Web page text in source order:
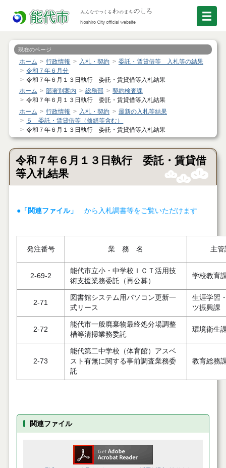
現在のページ
ホーム 行政情報 入札・契約
委託・賃貸借等 入札等の結果
令和７年６月分
令和７年６月１３日執行 委託・賃貸借等入札結果
ホーム
部署別案内 総務部
契約検査課
令和７年６月１３日執行 委託・賃貸借等入札結果
ホーム
行政情報 入札・契約
最新の入札等結果
５ 委託・賃貸借等（修繕等含む）
令和７年６月１３日執行 委託・賃貸借等入札結果
令和７年６月１３日執行 委託・賃貸借
等入札結果
●「関連ファイル」 から入札調書等をご覧いただけます
発注番号 業 務 名 主管
2-69-2
能代市立小・中学校ＩＣＴ活用技
術支援業務委託（再公募）
学校教育
2-71
図書館システム用パソコン更新一
式リース
生涯学習
ツ振興課
2-72
能代市一般廃棄物最終処分場調整
槽等清掃業務委託
環境衛生
2-73
能代第二中学校（体育館）アスベ
スト有無に関する事前調査業務委
託
教育総務
関連ファイル